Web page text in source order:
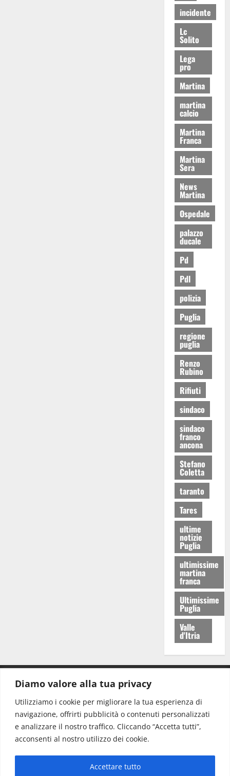
Diamo valore alla tua privacy
Utilizziamo i cookie per migliorare la tua esperienza di
navigazione, offrirti pubblicità o contenuti personalizzati
e analizzare il nostro traffico. Cliccando “Accetta tutti”,
acconsenti al nostro utilizzo dei cookie.
Accettare tutto
incidente
Lc
Solito
Lega
pro
Martina
martina
calcio
Martina
Franca
Martina
Sera
News
Martina
Ospedale
palazzo
ducale
Pd
Pdl
polizia
Puglia
regione
puglia
Renzo
Rubino
Rifiuti
sindaco
sindaco
franco
ancona
Stefano
Coletta
taranto
Tares
ultime
notizie
Puglia
ultimissime
martina
franca
Ultimissime
Puglia
Valle
d'Itria
Redazione: redazione@www.martinasera.it
Direttore:direttore@www.martinasera.it
Info & Commerciale:info@www.martinasera.it